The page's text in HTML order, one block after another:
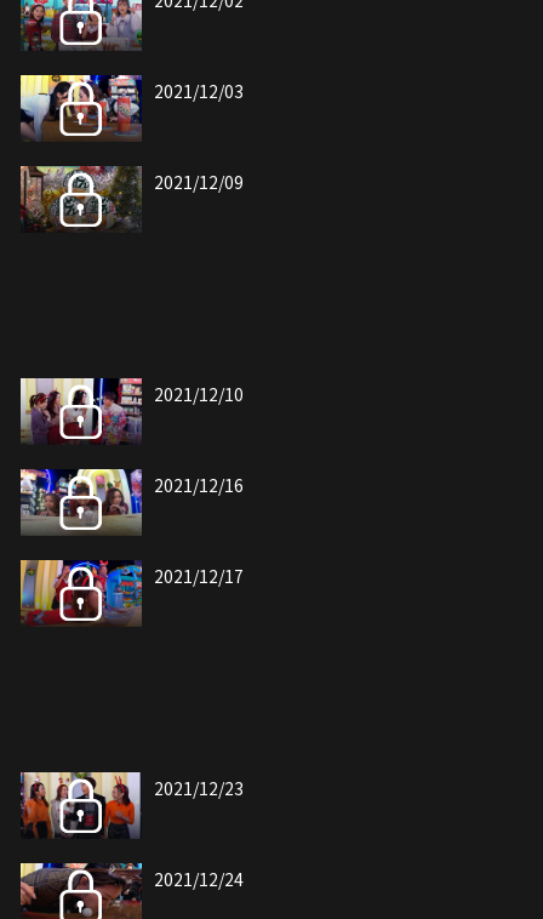
2021/12/03
2021/12/09
2021/12/10
2021/12/16
2021/12/17
2021/12/23
2021/12/24